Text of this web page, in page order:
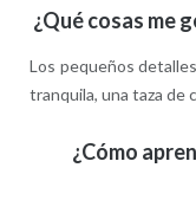
¿Qué cosas me
Los pequeños
tranquila, una taza de
¿Cómo